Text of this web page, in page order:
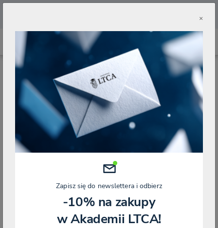
STRONA GŁÓWNA SKLEP
KSEF
PROCEDURA WYSTAWIANIA E-FAKTUR
×
Zapisz się do newslettera i odbierz
-10% na zakupy
w Akademii LTCA!